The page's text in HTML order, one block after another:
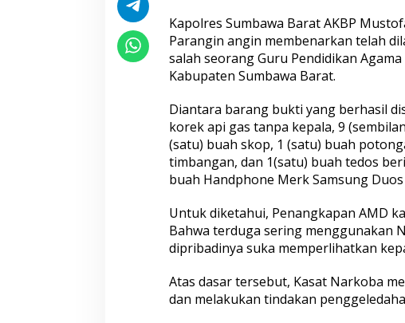
Kapolres Sumbawa Barat AKBP
Parangin angin membenarkan telah
salah seorang Guru Pendidikan
Kabupaten Sumbawa Barat.
Diantara barang bukti yang berhasil
korek api gas tanpa kepala, 9
(satu) buah skop, 1 (satu) buah
timbangan, dan 1(satu) buah tedos
buah Handphone Merk Samsung
Untuk diketahui, Penangkapan AMD
Bahwa terduga sering menggunakan
dipribadinya suka memperlihatkan
Atas dasar tersebut, Kasat Narkoba
dan melakukan tindakan